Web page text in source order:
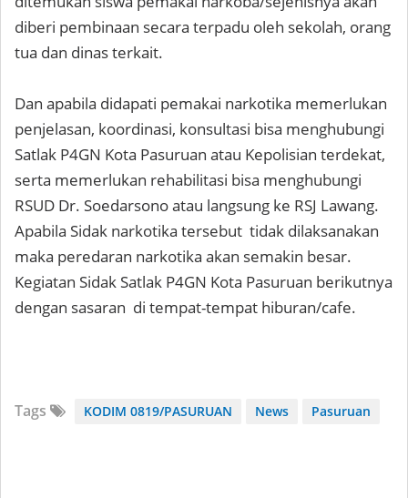
diberi pembinaan secara terpadu oleh sekolah, orang
tua dan dinas terkait.
Dan apabila didapati pemakai narkotika memerlukan
penjelasan, koordinasi, konsultasi bisa menghubungi
Satlak P4GN Kota Pasuruan atau Kepolisian terdekat,
serta memerlukan rehabilitasi bisa menghubungi
RSUD Dr. Soedarsono atau langsung ke RSJ Lawang.
Apabila Sidak narkotika tersebut tidak dilaksanakan
maka peredaran narkotika akan semakin besar.
Kegiatan Sidak Satlak P4GN Kota Pasuruan berikutnya
dengan sasaran di tempat-tempat hiburan/cafe.
Tags KODIM 0819/PASURUAN News Pasuruan